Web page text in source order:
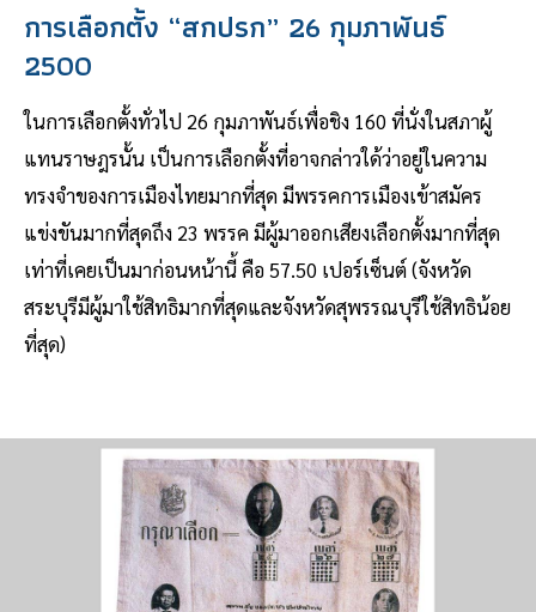
การเลือกตั้ง “สกปรก” 26 กุมภาพันธ์
2500
ในการเลือกตั้งทั่วไป 26 กุมภาพันธ์เพื่อชิง 160 ที่นั่งในสภาผู้
แทนราษฎรนั้น เป็นการเลือกตั้งที่อาจกล่าวใด้ว่าอยู่ในความ
ทรงจำของการเมืองไทยมากที่สุด มีพรรคการเมืองเข้าสมัคร
แข่งขันมากที่สุดถึง 23 พรรค มีผู้มาออกเสียงเลือกตั้งมากที่สุด
เท่าที่เคยเป็นมาก่อนหน้านี้ คือ 57.50 เปอร์เซ็นต์ (จังหวัด
สระบุรีมีผู้มาใช้สิทธิมากที่สุดและจังหวัดสุพรรณบุรีใช้สิทธิน้อย
ที่สุด)